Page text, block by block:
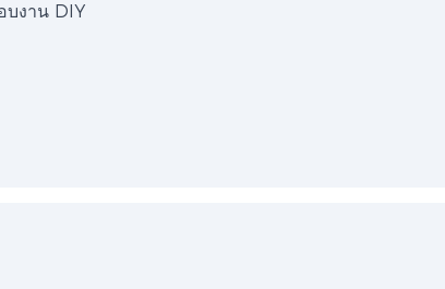
บงาน DIY